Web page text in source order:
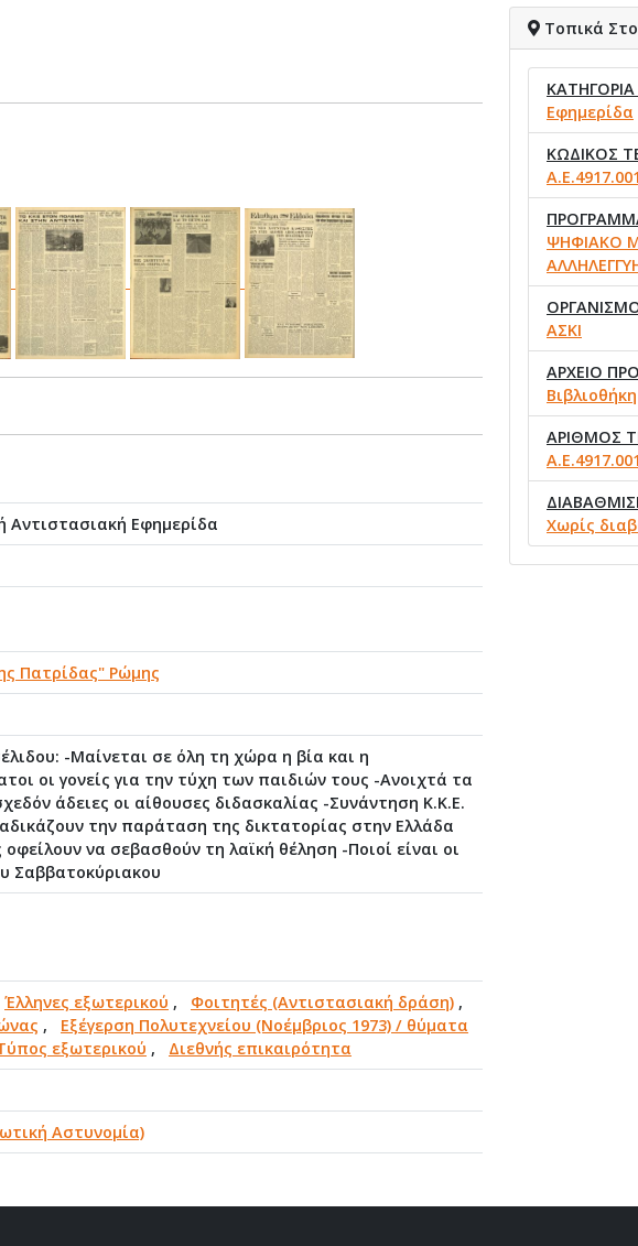
Αντιστασιακή Εφημερίδα
Πατρίδας" Ρώμης
-Μαίνεται σε όλη τη χώρα η βία και η
οι γονείς για την τύχη των παιδιών τους -Ανοιχτά τα
άδειες οι αίθουσες διδασκαλίας -Συνάντηση Κ.Κ.Ε.
την παράταση της δικτατορίας στην Ελλάδα
να σεβασθούν τη λαϊκή θέληση -Ποιοί είναι οι
Σαββατοκύριακου
Έλληνες εξωτερικού , Φοιτητές (Αντιστασιακή δράση) ,
, Εξέγερση Πολυτεχνείου (Νοέμβριος 1973) / θύματα
εξωτερικού , Διεθνής επικαιρότητα
Αστυνομία)
Τοπικά
Εφημερίδα
ΚΩΔΙΚΟΣ
ΨΗΦΙΑΚΟ
ΑΣΚΙ
ΑΡΧΕΙΟ
Βιβλιοθήκη
ΑΡΙΘΜΟΣ
Χωρίς